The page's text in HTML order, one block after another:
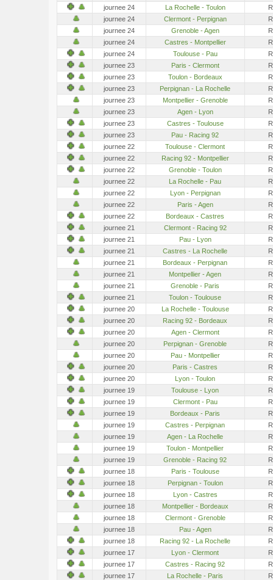
journee 24
La Rochelle - Toulon
journee 24
Clermont - Perpignan
journee 24
Grenoble - Agen
journee 24
Castres - Montpellier
journee 24
Toulouse - Pau
journee 23
Paris - Clermont
journee 23
Toulon - Bordeaux
journee 23
Perpignan - La Rochelle
journee 23
Montpellier - Grenoble
journee 23
Agen - Lyon
journee 23
Castres - Toulouse
journee 23
Pau - Racing 92
journee 22
Toulouse - Clermont
journee 22
Racing 92 - Montpellier
journee 22
Grenoble - Toulon
journee 22
La Rochelle - Pau
journee 22
Lyon - Perpignan
journee 22
Paris - Agen
journee 22
Bordeaux - Castres
journee 21
Clermont - Racing 92
journee 21
Pau - Lyon
journee 21
Castres - La Rochelle
journee 21
Bordeaux - Perpignan
journee 21
Montpellier - Agen
journee 21
Grenoble - Paris
journee 21
Toulon - Toulouse
journee 20
La Rochelle - Toulouse
journee 20
Racing 92 - Bordeaux
journee 20
Agen - Clermont
journee 20
Perpignan - Grenoble
journee 20
Pau - Montpellier
journee 20
Paris - Castres
journee 20
Lyon - Toulon
journee 19
Toulouse - Lyon
journee 19
Clermont - Pau
journee 19
Bordeaux - Paris
journee 19
Castres - Perpignan
journee 19
Agen - La Rochelle
journee 19
Toulon - Montpellier
journee 19
Grenoble - Racing 92
journee 18
Paris - Toulouse
journee 18
Perpignan - Toulon
journee 18
Lyon - Castres
journee 18
Montpellier - Bordeaux
journee 18
Clermont - Grenoble
journee 18
Pau - Agen
journee 18
Racing 92 - La Rochelle
journee 17
Lyon - Clermont
journee 17
Castres - Racing 92
journee 17
La Rochelle - Paris